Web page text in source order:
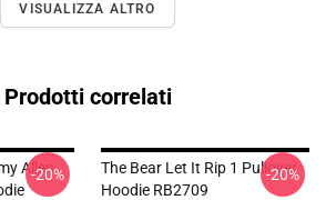
VISUALIZZA ALTRO
Prodotti correlati
Allen
-20%
The Bear Let It Rip 1 Pullover
Hoodie RB2709
-20%